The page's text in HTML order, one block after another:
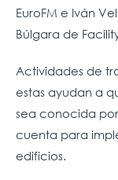
EuroFM e Iván
Búlgara de
Actividades de
estas ayudan a
sea conocida
cuenta para
edificios.